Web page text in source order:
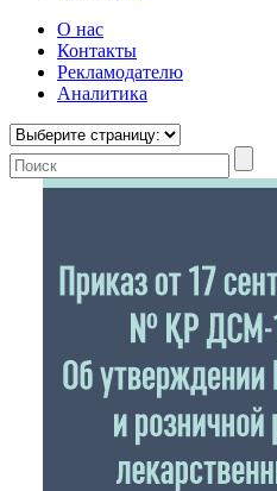
О нас
Контакты
Рекламодателю
Аналитика